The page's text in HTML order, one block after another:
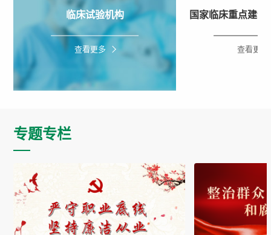
临床试验机构
查看更多
国家临床重点建设
查看更多
专题专栏